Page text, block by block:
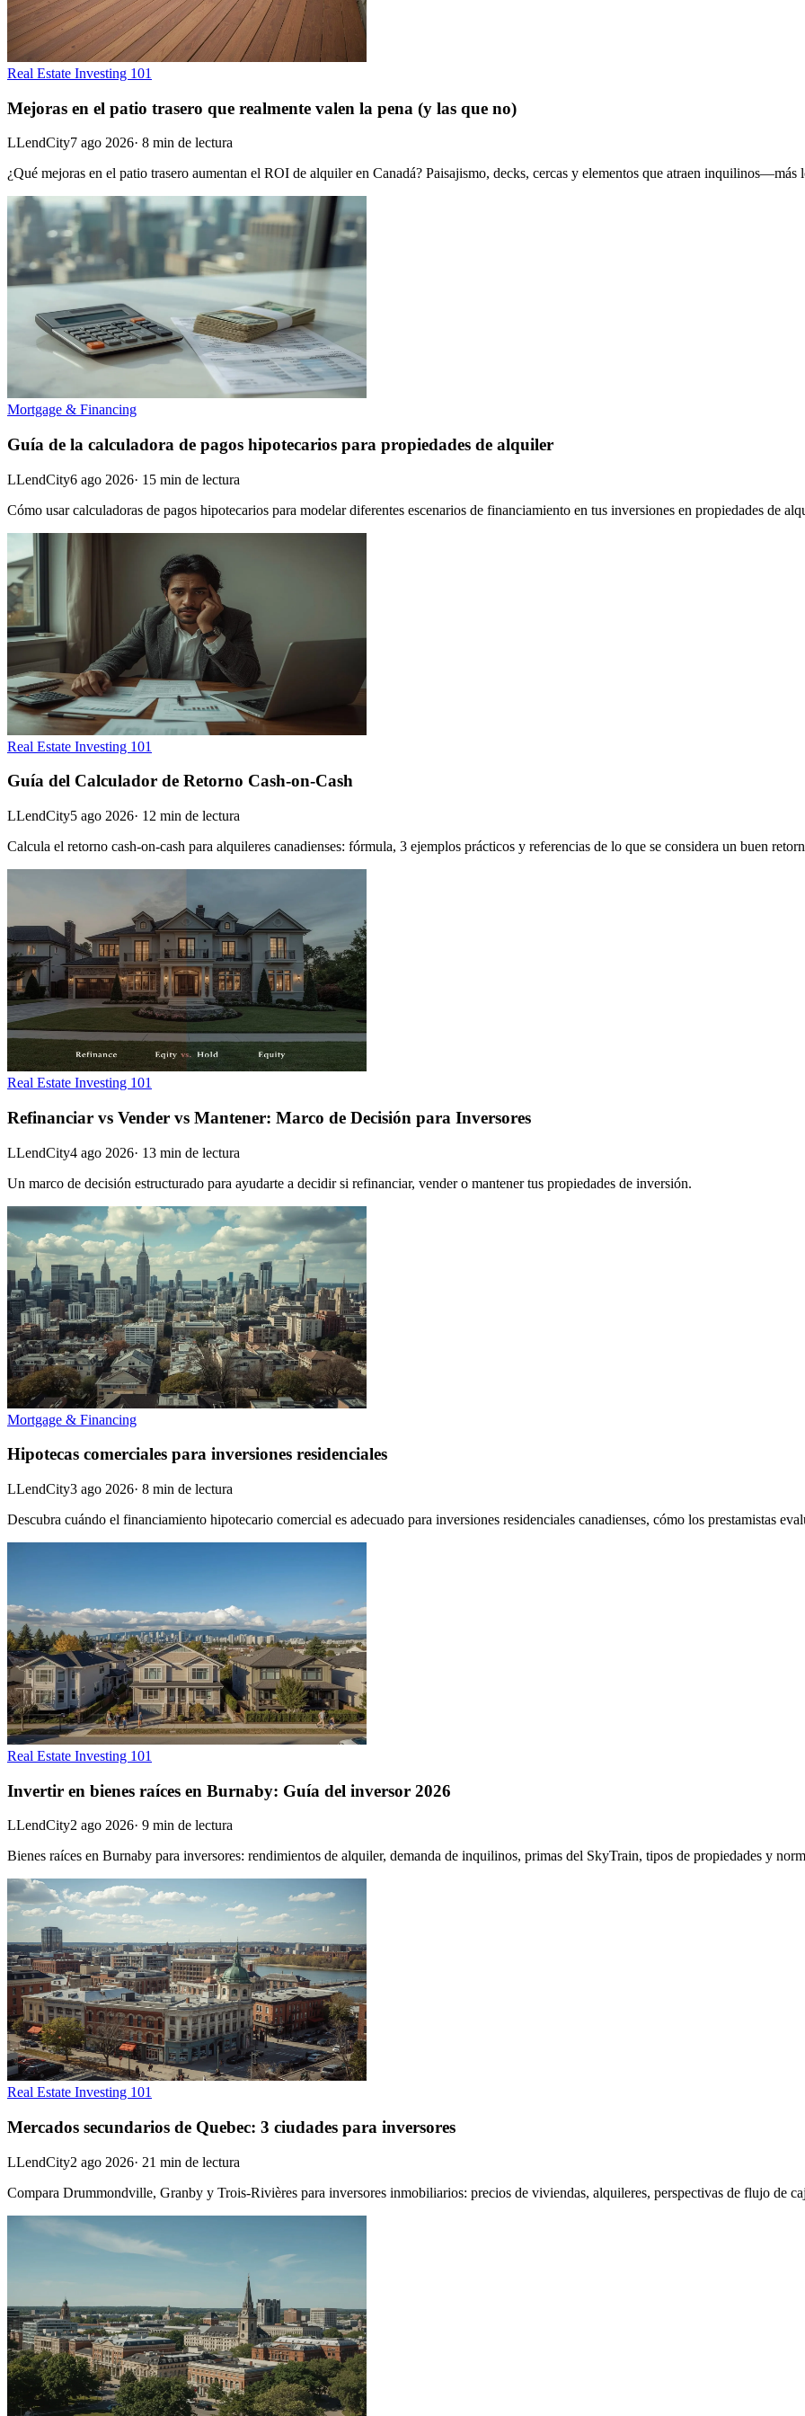
Real Estate Investing 101
Mejoras en el patio trasero que realmente valen la pena (y las que no)
LLendCity7 ago 2026· 8 min de lectura
¿Qué mejoras en el patio trasero aumentan el ROI de alquiler en Canadá? Paisajismo, decks, cercas y elementos que atraen inquilinos—más
Mortgage & Financing
Guía de la calculadora de pagos hipotecarios para propiedades de alquiler
LLendCity6 ago 2026· 15 min de lectura
Cómo usar calculadoras de pagos hipotecarios para modelar diferentes escenarios de financiamiento en tus inversiones en propiedades de
Real Estate Investing 101
Guía del Calculador de Retorno Cash-on-Cash
LLendCity5 ago 2026· 12 min de lectura
Calcula el retorno cash-on-cash para alquileres canadienses: fórmula, 3 ejemplos prácticos y referencias de lo que se considera un buen
Real Estate Investing 101
Refinanciar vs Vender vs Mantener: Marco de Decisión para Inversores
LLendCity4 ago 2026· 13 min de lectura
Un marco de decisión estructurado para ayudarte a decidir si refinanciar, vender o mantener tus propiedades de inversión.
Mortgage & Financing
Hipotecas comerciales para inversiones residenciales
LLendCity3 ago 2026· 8 min de lectura
Descubra cuándo el financiamiento hipotecario comercial es adecuado para inversiones residenciales canadienses, cómo los prestamistas
Real Estate Investing 101
Invertir en bienes raíces en Burnaby: Guía del inversor 2026
LLendCity2 ago 2026· 9 min de lectura
Bienes raíces en Burnaby para inversores: rendimientos de alquiler, demanda de inquilinos, primas del SkyTrain, tipos de propiedades y
Real Estate Investing 101
Mercados secundarios de Quebec: 3 ciudades para inversores
LLendCity2 ago 2026· 21 min de lectura
Compara Drummondville, Granby y Trois-Rivières para inversores inmobiliarios: precios de viviendas, alquileres, perspectivas de flujo de